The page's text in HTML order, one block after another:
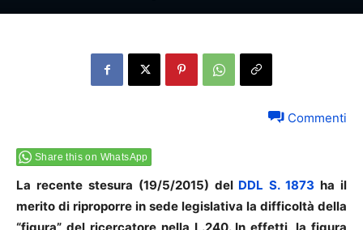
Commenti
Share this on WhatsApp
La recente stesura (19/5/2015) del DDL S. 1873 ha il
merito di riproporre in sede legislativa la difficoltà della